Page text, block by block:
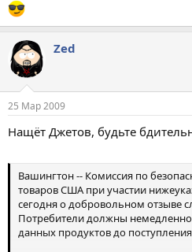
Zed
25 Мар 2009
Нащёт Джетов, будьте
Вашингтон -- Комиссия по
товаров США при участии
сегодня о добровольном отзыве
Потребители должны
данных продуктов до